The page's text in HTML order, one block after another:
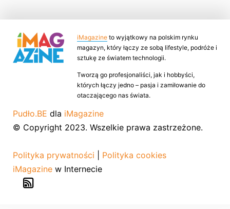
iMagazine to wyjątkowy na polskim rynku
magazyn, który łączy ze sobą lifestyle, podróże i
sztukę ze światem technologii.
Tworzą go profesjonaliści, jak i hobbyści,
których łączy jedno – pasja i zamiłowanie do
otaczającego nas świata.
Pudło.BE dla iMagazine
© Copyright 2023. Wszelkie prawa zastrzeżone.
Polityka prywatności
Polityka cookies
iMagazine w Internecie